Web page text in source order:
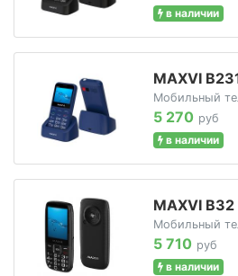
в наличии
MAXVI
Мобильный
5 270 руб
в наличии
MAXVI
Мобильный
5 710 руб
в наличии